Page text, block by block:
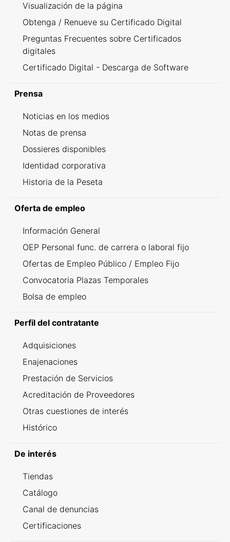
Visualización de la página
Obtenga / Renueve su Certificado Digital
Preguntas Frecuentes sobre Certificados
digitales
Certificado Digital - Descarga de Software
Prensa
Noticias en los medios
Notas de prensa
Dossieres disponibles
Identidad corporativa
Historia de la Peseta
Oferta de empleo
Información General
OEP Personal func. de carrera o laboral fijo
Ofertas de Empleo Público / Empleo Fijo
Convocatoria Plazas Temporales
Bolsa de empleo
Perfil del contratante
Adquisiciones
Enajenaciones
Prestación de Servicios
Acreditación de Proveedores
Otras cuestiones de interés
Histórico
De interés
Tiendas
Catálogo
Canal de denuncias
Certificaciones